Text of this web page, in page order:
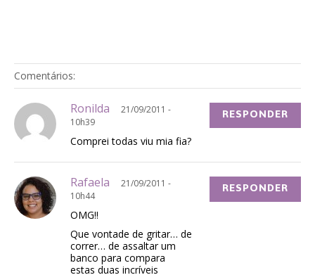
Comentários:
Ronilda
21/09/2011 -
10h39
Comprei todas viu mia fia?
RESPONDER
Rafaela
21/09/2011 -
10h44
OMG!!
Que vontade de gritar… de
correr… de assaltar um
banco para compara
estas duas incríveis
RESPONDER